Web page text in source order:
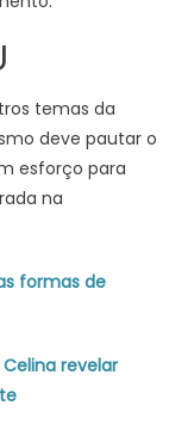
temas da
deve pautar o
esforço para
na
formas de
revelar